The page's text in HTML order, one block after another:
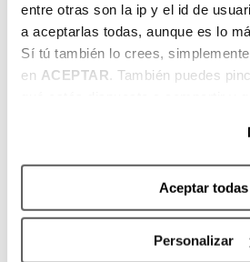
entre otras son la ip y el id de
a aceptarlas todas, aunque es lo
Sí tú también lo crees,
en ACEPTAR. También puedes
Aceptar todas
Personalizar
L
ar
e
d
— — —